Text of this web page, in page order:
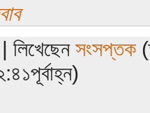
লিখেছেন সংসপ্তক